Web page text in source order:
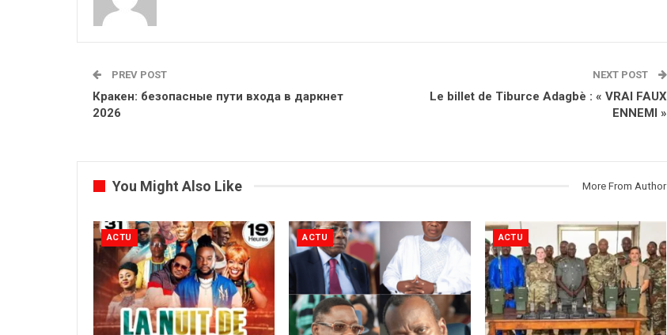
PREV POST
Кракен: безопасные пути входа в даркнет
2026
NEXT POST
Le billet de Tiburce Adagbè : « VRAI FAUX
ENNEMI »
You Might Also Like More From Author
ACTU ACTU ACTU